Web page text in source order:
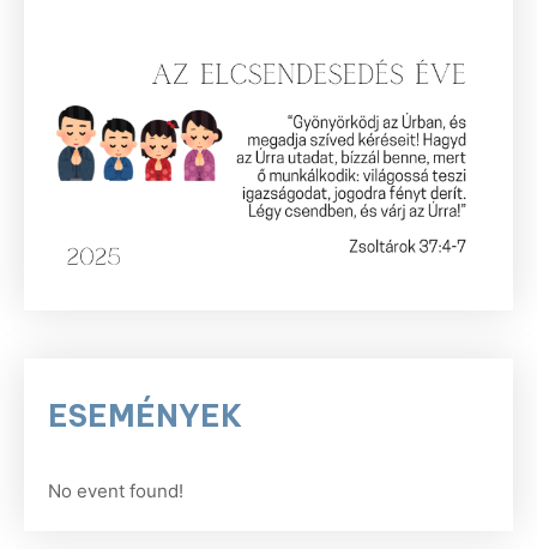
ESEMÉNYEK
No event found!